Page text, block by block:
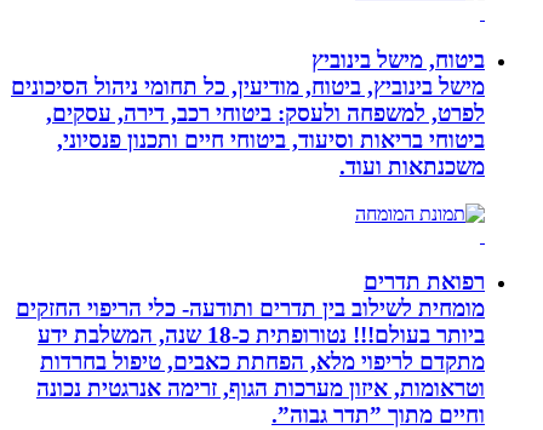
ביטוח, מישל בינוביץ
מישל בינוביץ, ביטוח, מודיעין, כל תחומי ניהול הסיכונים
לפרט, למשפחה ולעסק: ביטוחי רכב, דירה, עסקים,
ביטוחי בריאות וסיעוד, ביטוחי חיים ותכנון פנסיוני,
משכנתאות ועוד.
רפואת תדרים
מומחית לשילוב בין תדרים ותודעה- כלי הריפוי החזקים
ביותר בעולם!!! נטורופתית כ-18 שנה, המשלבת ידע
מתקדם לריפוי מלא, הפחתת כאבים, טיפול בחרדות
וטראומות, איזון מערכות הגוף, זרימה אנרגטית נכונה
וחיים מתוך ”תדר גבוה”.